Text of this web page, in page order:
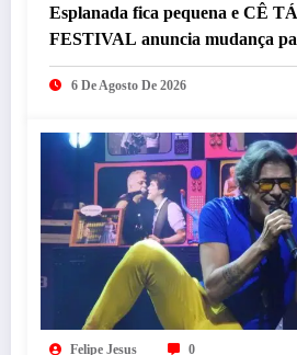
Esplanada fica pequena e CÊ
FESTIVAL anuncia mudança
do Mineirão
6 De Agosto De 2026
Felipe Jesus 0